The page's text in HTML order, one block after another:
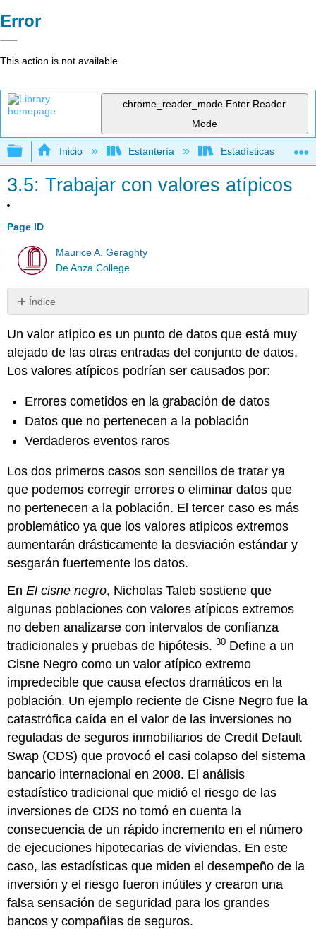
Error
This action is not available.
chrome_reader_mode Enter Reader
Mode
Expandir/contraer jerarquía global
Inicio Estantería Estadísticas
3.5: Trabajar con valores atípicos
Page ID
Maurice A. Geraghty
De Anza College
Índice
Box
Plot
para
encontrar
atípicos
Usar
la
para
encontrar
valores
atípicos
Valores
atípicos,
¿qué
Un valor atípico es un punto de datos que está muy
alejado de las otras entradas del conjunto de datos.
Los valores atípicos podrían ser causados por:
Errores cometidos en la grabación de datos
Datos que no pertenecen a la población
Verdaderos eventos raros
Los dos primeros casos son sencillos de tratar ya
que podemos corregir errores o eliminar datos que
no pertenecen a la población. El tercer caso es más
problemático ya que los valores atípicos extremos
aumentarán drásticamente la desviación estándar y
sesgarán fuertemente los datos.
EnEl cisne negro, Nicholas Taleb sostiene que
algunas poblaciones con valores atípicos extremos
no deben analizarse con intervalos de confianza
tradicionales y pruebas de hipótesis.30 Define a un
Cisne Negro como un valor atípico extremo
impredecible que causa efectos dramáticos en la
población. Un ejemplo reciente de Cisne Negro fue la
catastrófica caída en el valor de las inversiones no
reguladas de seguros inmobiliarios de Credit Default
Swap (CDS) que provocó el casi colapso del sistema
bancario internacional en 2008. El análisis
estadístico tradicional que midió el riesgo de las
inversiones de CDS no tomó en cuenta la
consecuencia de un rápido incremento en el número
de ejecuciones hipotecarias de viviendas. En este
caso, las estadísticas que miden el desempeño de la
inversión y el riesgo fueron inútiles y crearon una
falsa sensación de seguridad para los grandes
bancos y compañías de seguros.